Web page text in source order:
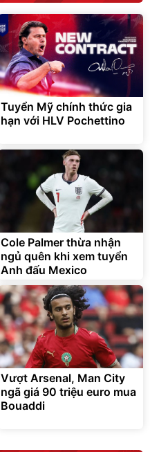
Xe đạp điện trợ lực G-
Force C14 gấp gọn bỏ cốp
tiện lợi
9.900.000đ
7.092.000đ
Đang xem nhiều
Tuyển Mỹ chính thức gia
hạn với HLV Pochettino
Cole Palmer thừa nhận
ngủ quên khi xem tuyển
Anh đấu Mexico
Vượt Arsenal, Man City
ngã giá 90 triệu euro mua
Bouaddi